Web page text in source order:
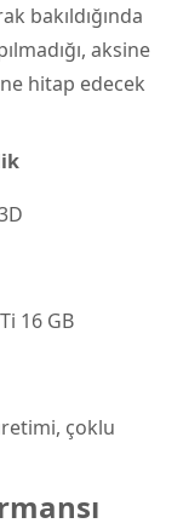
bakıldığında
aksine
hitap edecek
16 GB
çoklu